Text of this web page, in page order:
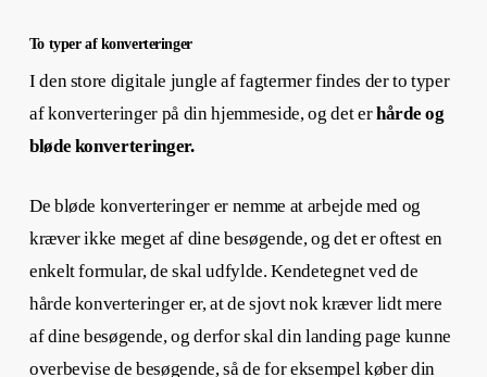
To typer af konverteringer
I den store digitale jungle af fagtermer findes der to typer
af konverteringer på din hjemmeside, og det erhårde og
bløde konverteringer.
De bløde konverteringer er nemme at arbejde med og
kræver ikke meget af dine besøgende, og det er oftest en
enkelt formular, de skal udfylde. Kendetegnet ved de
hårde konverteringer er, at de sjovt nok kræver lidt mere
af dine besøgende, og derfor skal dinlanding page kunne
overbevise de besøgende, så de for eksempel køber din